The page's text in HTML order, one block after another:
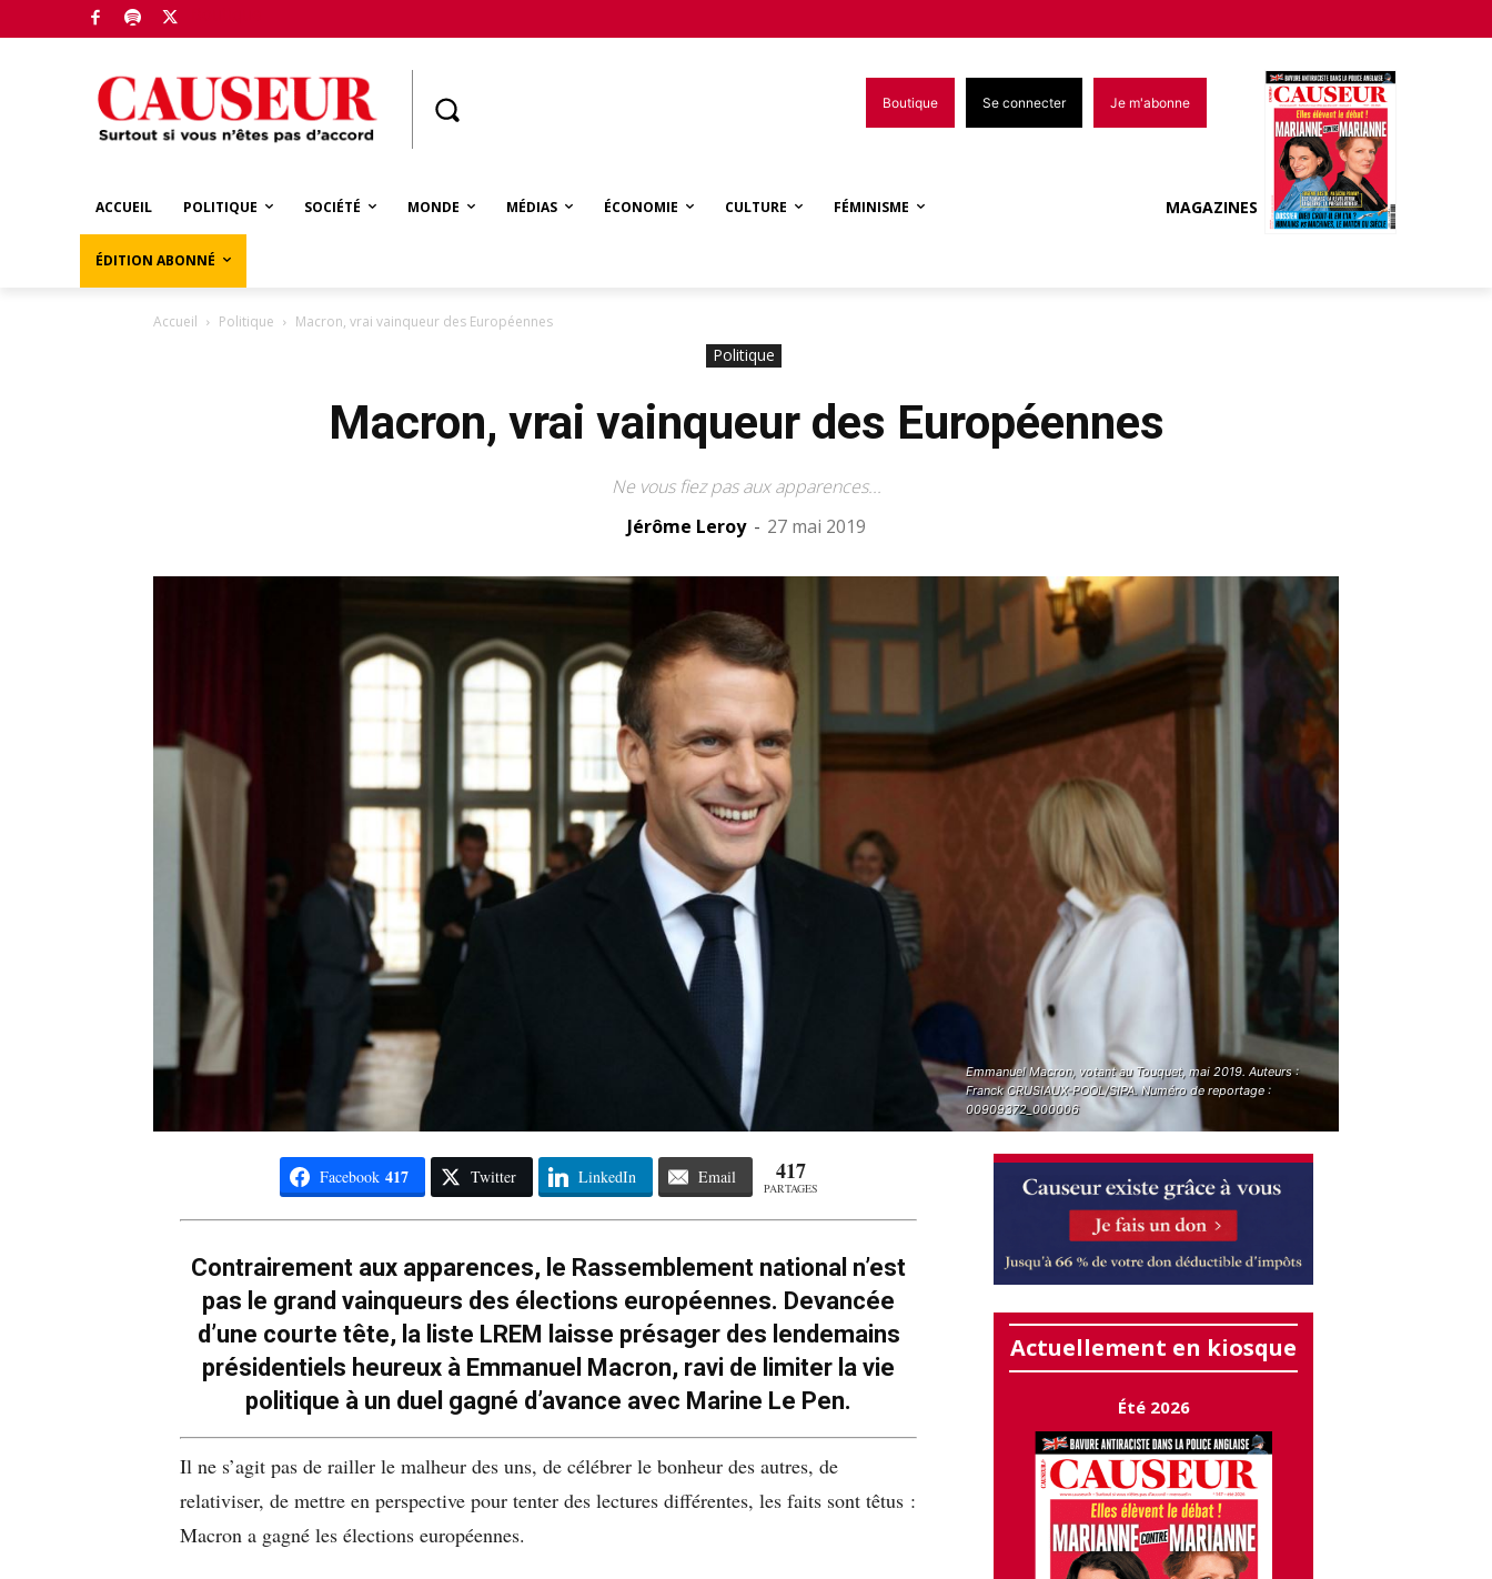
Boutique Se connecter Je m'abonne
ACCUEIL POLITIQUE SOCIÉTÉ MONDE MÉDIAS ÉCONOMIE CULTURE FÉMINISME
ÉDITION ABONNÉ
MAGAZINES
Accueil Politique Macron, vrai vainqueur des Européennes
Politique
Macron, vrai vainqueur des Européennes
Ne vous fiez pas aux apparences...
Jérôme Leroy - 27 mai 2019
Emmanuel Macron, votant au Touquet, mai 2019. Auteurs :
Franck CRUSIAUX-POOL/SIPA. Numéro de reportage :
00909372_000006
Facebook 417 Twitter LinkedIn Email 417
PARTAGES
Contrairement aux apparences, le Rassemblement national n’est
pas le grand vainqueurs des élections européennes. Devancée
d’une courte tête, la liste LREM laisse présager des lendemains
présidentiels heureux à Emmanuel Macron, ravi de limiter la vie
politique à un duel gagné d’avance avec Marine Le Pen.
Il ne s’agit pas de railler le malheur des uns, de célébrer le bonheur des autres, de
relativiser, de mettre en perspective pour tenter des lectures différentes, les faits sont têtus :
Macron a gagné les élections européennes.
Actuellement en kiosque
Été 2026